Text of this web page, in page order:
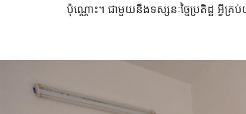
ប៉ុណ្ណោះ។ ជាមួយនឹងទស្សនៈច្នៃប្រតិដ្ឋ​ អ្វីគ្រ